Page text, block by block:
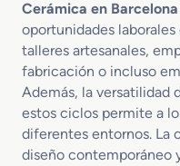
Cerámica en Barcelona
oportunidades
talleres artesanales,
fabricación o incluso
Además, la versatilidad
estos ciclos permite a
diferentes entornos. La
diseño contemporáneo